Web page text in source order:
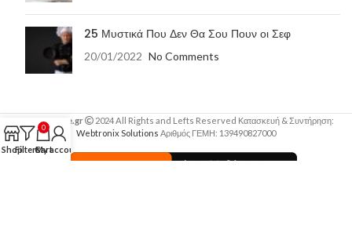
25 Μυστικά Που Δεν Θα Σου Πουν οι Σεφ
20/01/2022 No Comments
HorecaHome.gr
2024 All Rights and Lefts Reserved Κατασκευή & Συντήρηση:
Webtronix Solutions Αριθμός ΓΕΜΗ: 139490827000
ShopFilters
0
Cart
My account